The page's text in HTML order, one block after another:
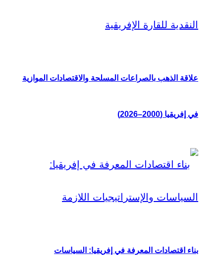
علاقة الذهب بالصراعات المسلحة والاقتصادات الموازية
في إفريقيا (2000–2026)
بناء اقتصادات المعرفة في إفريقيا: السياسات